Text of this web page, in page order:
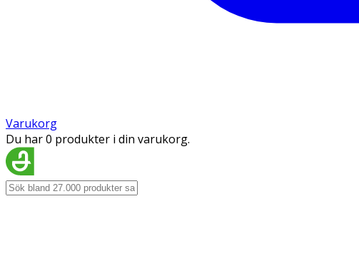
Varukorg
Du har 0 produkter i din varukorg.